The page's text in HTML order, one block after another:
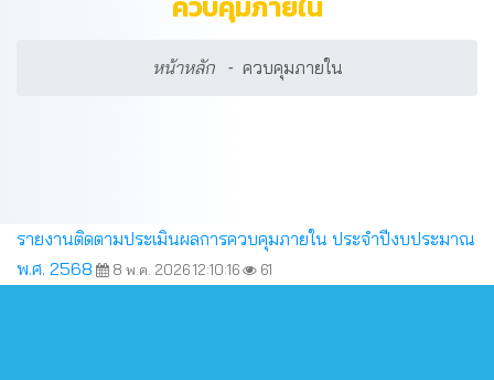
หน้าหลัก ควบคุมภายใน
รายงานติดตามประเมินผลการควบคุมภายใน ประจำปีงบประมาณ
พ.ศ. 2568
8 พ.ค. 2026 12:10:16 61